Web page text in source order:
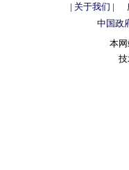
| 关于我们 |
中国政
本网